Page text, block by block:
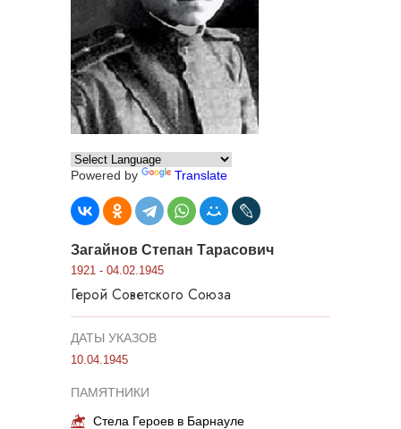
Powered by Translate
Загайнов Степан Тарасович
1921 - 04.02.1945
Герой Советского Союза
ДАТЫ УКАЗОВ
10.04.1945
ПАМЯТНИКИ
Стела Героев в Барнауле